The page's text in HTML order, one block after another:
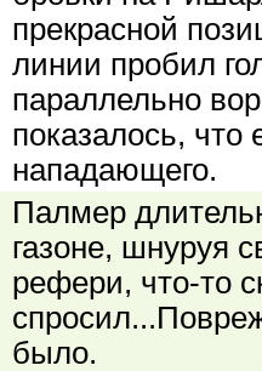
прекрасной
линии пробил
параллельно
показалось,
нападающего.
Палмер
газоне, шнуруя
рефери, что-то
было.